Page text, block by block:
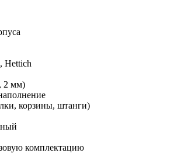
Hettich
2 мм)
корзины, штанги)
комплектацию